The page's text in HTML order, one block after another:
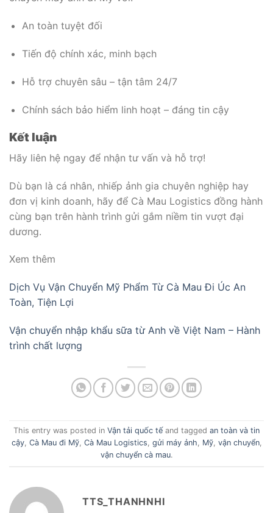
An toàn tuyệt đối
Tiến độ chính xác, minh bạch
Hỗ trợ chuyên sâu – tận tâm 24/7
Chính sách bảo hiểm linh hoạt – đáng tin cậy
Kết luận
Hãy liên hệ ngay để nhận tư vấn và hỗ trợ!
Dù bạn là cá nhân, nhiếp ảnh gia chuyên nghiệp hay
đơn vị kinh doanh, hãy để Cà Mau Logistics đồng hành
cùng bạn trên hành trình gửi gắm niềm tin vượt đại
dương.
Xem thêm
Dịch Vụ Vận Chuyển Mỹ Phẩm Từ Cà Mau Đi Úc An
Toàn, Tiện Lợi
Vận chuyển nhập khẩu sữa từ Anh về Việt Nam – Hành
trình chất lượng
This entry was posted in Vận tải quốc tế and tagged an toàn và tin
cậy, Cà Mau đi Mỹ, Cà Mau Logistics, gửi máy ảnh, Mỹ, vận chuyển,
vận chuyển cà mau.
TTS_THANHNHI